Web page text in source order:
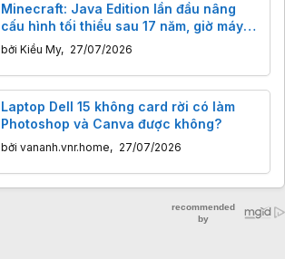
Minecraft: Java Edition lần đầu nâng
cấu hình tối thiểu sau 17 năm, giờ máy
dưới 8GB RAM khó chơi
bởi Kiều My, 27/07/2026
Laptop Dell 15 không card rời có làm
Photoshop và Canva được không?
bởi vananh.vnr.home, 27/07/2026